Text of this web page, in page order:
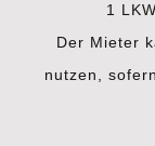
1
Der Mieter
nutzen,